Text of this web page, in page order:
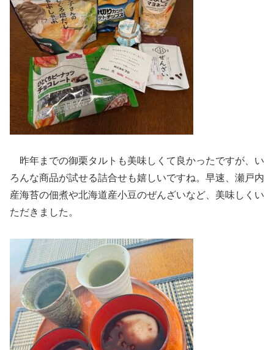
昨年までの御栗タルトも美味しくて良かったですが、い
ろんな商品が試せる詰合せも嬉しいですね。早速、瀬戸内
産海苔の佃煮や北海道産小豆のぜんざいなど、美味しくい
ただきました。